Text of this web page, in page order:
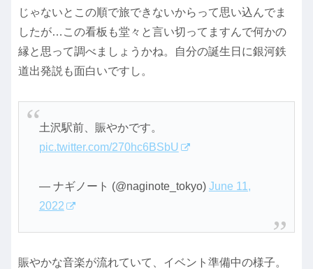
じゃないとこの順で旅できないからって思い込んでま
したが…この看板も堂々と言い切ってますんで何かの
縁と思って調べましょうかね。自分の誕生日に銀河鉄
道出発説も面白いですし。
土沢駅前、賑やかです。
pic.twitter.com/270hc6BSbU
— ナギノート (@naginote_tokyo) June 11,
2022
賑やかな音楽が流れていて、イベント準備中の様子。